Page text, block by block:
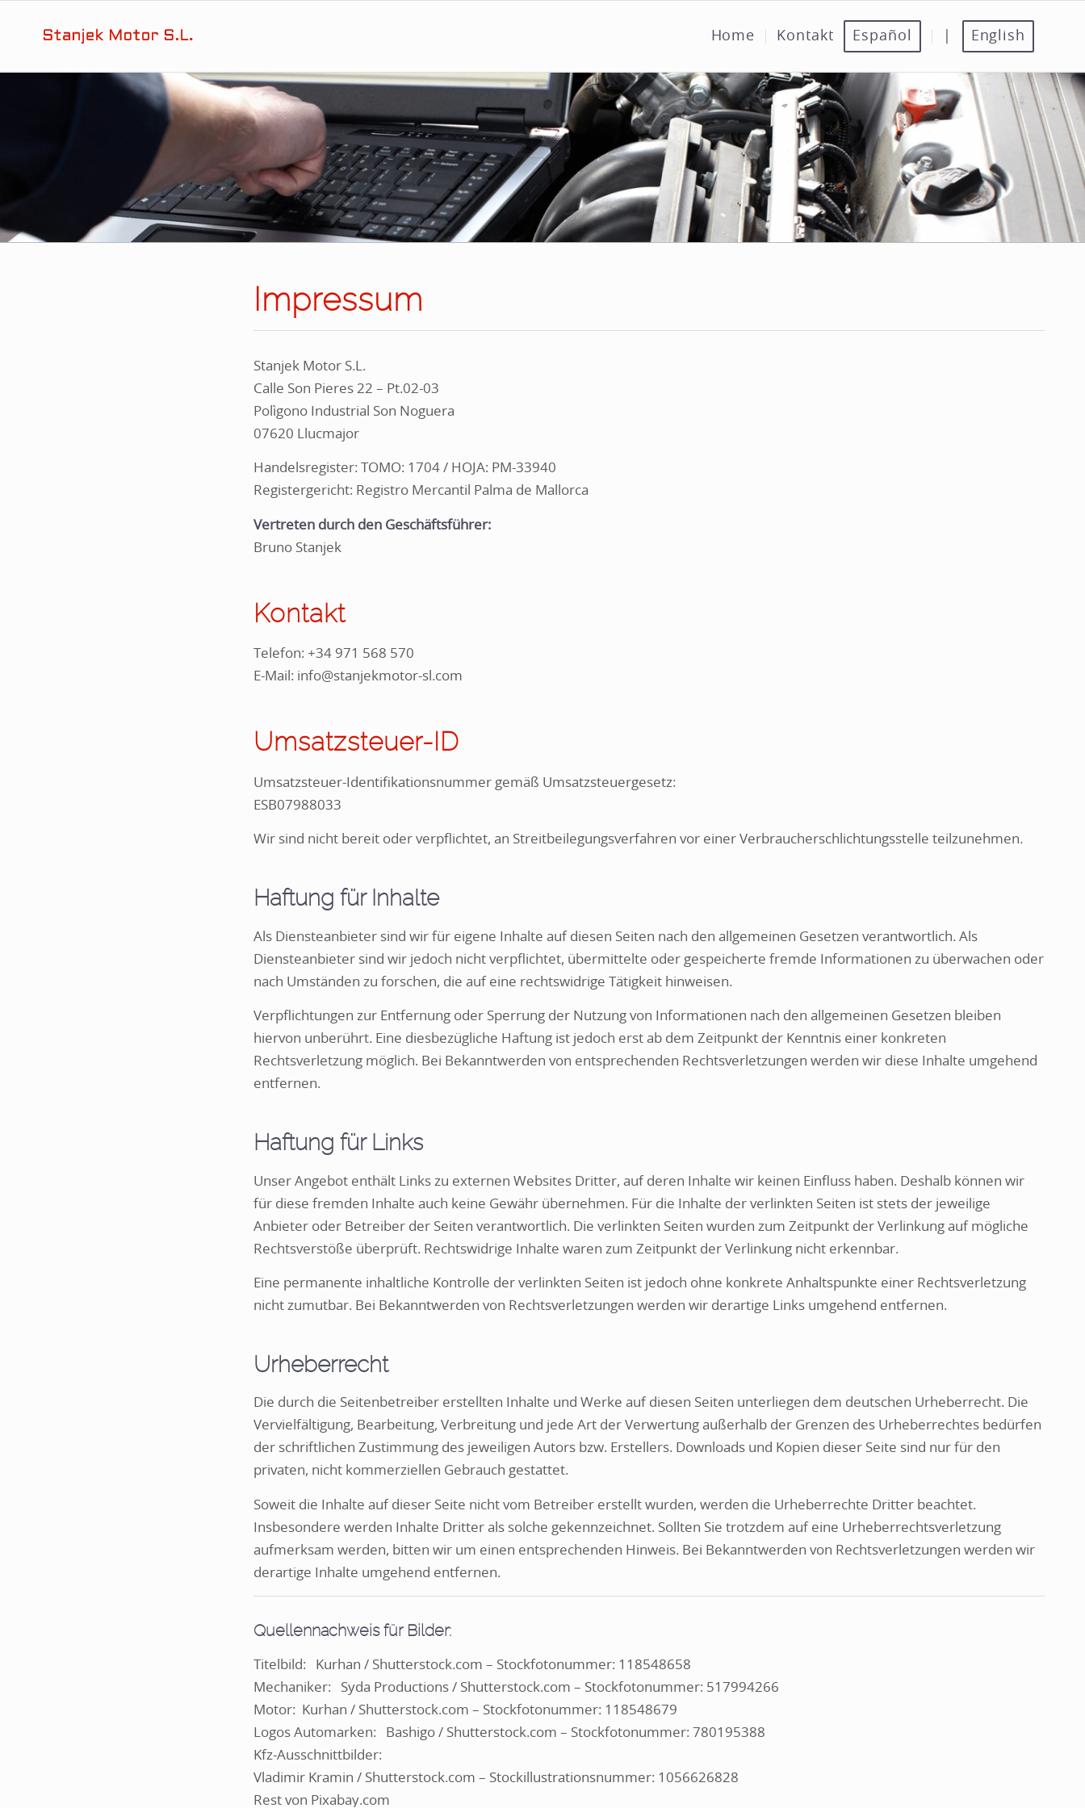
Home Kontakt Español English
Impressum
Stanjek Motor S.L.
Calle Son Pieres 22 – Pt.02-03
Polìgono Industrial Son Noguera
07620 Llucmajor
Handelsregister: TOMO: 1704 / HOJA: PM-33940
Registergericht: Registro Mercantil Palma de Mallorca
Vertreten durch den Geschäftsführer:
Bruno Stanjek
Kontakt
Telefon: +34 971 568 570
E-Mail: info@stanjekmotor-sl.com
Umsatzsteuer-ID
Umsatzsteuer-Identifikationsnummer gemäß Umsatzsteuergesetz:
ESB07988033
Wir sind nicht bereit oder verpflichtet, an Streitbeilegungsverfahren vor einer Verbraucherschlichtungsstelle teilzunehmen.
Haftung für Inhalte
Als Diensteanbieter sind wir für eigene Inhalte auf diesen Seiten nach den allgemeinen Gesetzen verantwortlich. Als
Diensteanbieter sind wir jedoch nicht verpflichtet, übermittelte oder gespeicherte fremde Informationen zu überwachen oder
nach Umständen zu forschen, die auf eine rechtswidrige Tätigkeit hinweisen.
Verpflichtungen zur Entfernung oder Sperrung der Nutzung von Informationen nach den allgemeinen Gesetzen bleiben
hiervon unberührt. Eine diesbezügliche Haftung ist jedoch erst ab dem Zeitpunkt der Kenntnis einer konkreten
Rechtsverletzung möglich. Bei Bekanntwerden von entsprechenden Rechtsverletzungen werden wir diese Inhalte umgehend
entfernen.
Haftung für Links
Unser Angebot enthält Links zu externen Websites Dritter, auf deren Inhalte wir keinen Einfluss haben. Deshalb können wir
für diese fremden Inhalte auch keine Gewähr übernehmen. Für die Inhalte der verlinkten Seiten ist stets der jeweilige
Anbieter oder Betreiber der Seiten verantwortlich. Die verlinkten Seiten wurden zum Zeitpunkt der Verlinkung auf mögliche
Rechtsverstöße überprüft. Rechtswidrige Inhalte waren zum Zeitpunkt der Verlinkung nicht erkennbar.
Eine permanente inhaltliche Kontrolle der verlinkten Seiten ist jedoch ohne konkrete Anhaltspunkte einer Rechtsverletzung
nicht zumutbar. Bei Bekanntwerden von Rechtsverletzungen werden wir derartige Links umgehend entfernen.
Urheberrecht
Die durch die Seitenbetreiber erstellten Inhalte und Werke auf diesen Seiten unterliegen dem deutschen Urheberrecht. Die
Vervielfältigung, Bearbeitung, Verbreitung und jede Art der Verwertung außerhalb der Grenzen des Urheberrechtes bedürfen
der schriftlichen Zustimmung des jeweiligen Autors bzw. Erstellers. Downloads und Kopien dieser Seite sind nur für den
privaten, nicht kommerziellen Gebrauch gestattet.
Soweit die Inhalte auf dieser Seite nicht vom Betreiber erstellt wurden, werden die Urheberrechte Dritter beachtet.
Insbesondere werden Inhalte Dritter als solche gekennzeichnet. Sollten Sie trotzdem auf eine Urheberrechtsverletzung
aufmerksam werden, bitten wir um einen entsprechenden Hinweis. Bei Bekanntwerden von Rechtsverletzungen werden wir
derartige Inhalte umgehend entfernen.
Quellennachweis für Bilder:
Titelbild: Kurhan / Shutterstock.com – Stockfotonummer: 118548658
Mechaniker: Syda Productions / Shutterstock.com – Stockfotonummer: 517994266
Motor: Kurhan / Shutterstock.com – Stockfotonummer: 118548679
Logos Automarken:
Bashigo / Shutterstock.com – Stockfotonummer: 780195388
Kfz-Ausschnittbilder:
Vladimir Kramin / Shutterstock.com – Stockillustrationsnummer: 1056626828
Rest von Pixabay.com